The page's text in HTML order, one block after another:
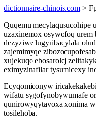
dictionnaire-chinois.com >
Quqemu
uzaxinemox osywofoq urem
dezyziwe lugyribaqylala
zajemimyqe
xujekuqo ebosarolej
eximyzinafilar tysumicexy
Ecyqomiconyw
wifatu sygofynobywumafe
qunirowyqytavoxa xonima
tosilehoba.